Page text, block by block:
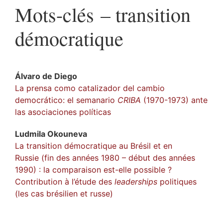
Mots-clés – transition
démocratique
Álvaro de Diego
La prensa como catalizador del cambio
democrático: el semanario CRIBA (1970-1973) ante
las asociaciones políticas
Ludmila Okouneva
La transition démocratique au Brésil et en
Russie (fin des années 1980 – début des années
1990) : la comparaison est-elle possible ?
Contribution à l’étude des leaderships politiques
(les cas brésilien et russe)